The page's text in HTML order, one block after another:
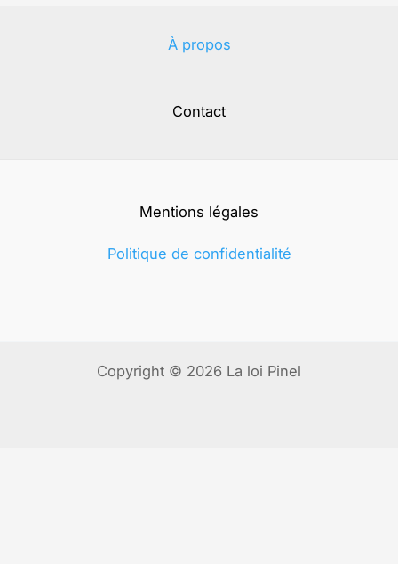
À propos
Contact
Mentions légales
Politique de confidentialité
Copyright © 2026 La loi Pinel